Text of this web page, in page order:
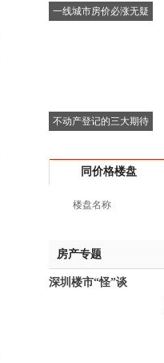
一线城市房价必涨无疑
不动产登记的三大期待
同价格楼盘
楼盘名称
房产专题
深圳楼市“怪”谈